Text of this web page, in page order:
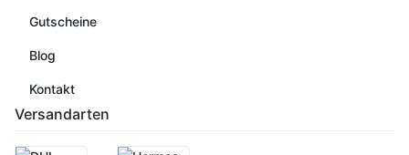
Gutscheine
Blog
Kontakt
Versandarten